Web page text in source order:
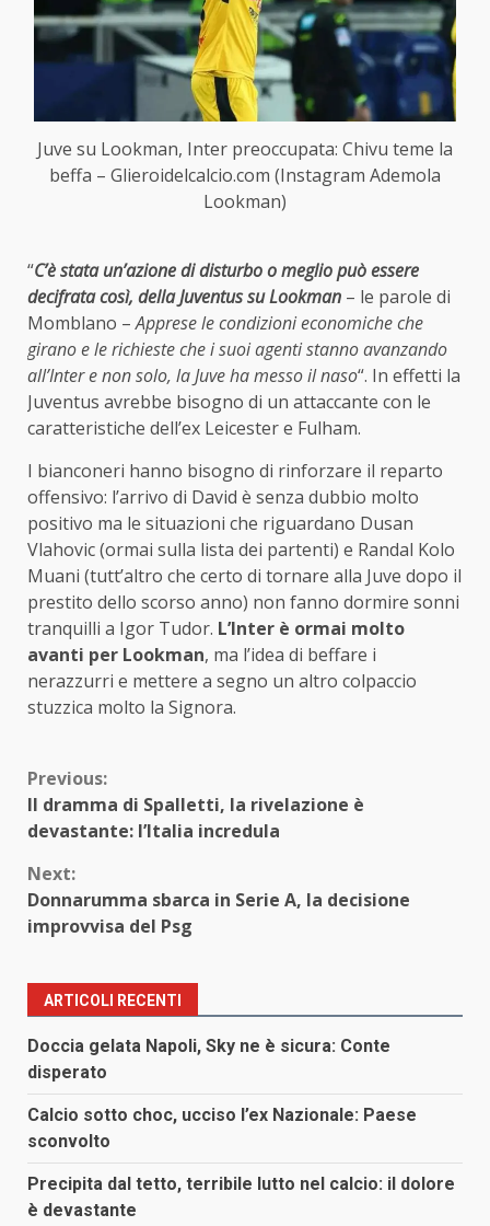
Juve su Lookman, Inter preoccupata: Chivu teme la
beffa – Glieroidelcalcio.com (Instagram Ademola
Lookman)
“C’è stata un’azione di disturbo o meglio può essere
decifrata così, della Juventus su Lookman – le parole di
Momblano –Apprese le condizioni economiche che
girano e le richieste che i suoi agenti stanno avanzando
all’Inter e non solo, la Juve ha messo il naso“. In effetti la
Juventus avrebbe bisogno di un attaccante con le
caratteristiche dell’ex Leicester e Fulham.
I bianconeri hanno bisogno di rinforzare il reparto
offensivo: l’arrivo di David è senza dubbio molto
positivo ma le situazioni che riguardano Dusan
Vlahovic (ormai sulla lista dei partenti) e Randal Kolo
Muani (tutt’altro che certo di tornare alla Juve dopo il
prestito dello scorso anno) non fanno dormire sonni
tranquilli a Igor Tudor. L’Inter è ormai molto
avanti per Lookman, ma l’idea di beffare i
nerazzurri e mettere a segno un altro colpaccio
stuzzica molto la Signora.
Continue
Reading
Previous:
Il dramma di Spalletti, la rivelazione è
devastante: l’Italia incredula
Next:
Donnarumma sbarca in Serie A, la decisione
improvvisa del Psg
ARTICOLI RECENTI
Doccia gelata Napoli, Sky ne è sicura: Conte
disperato
Calcio sotto choc, ucciso l’ex Nazionale: Paese
sconvolto
Precipita dal tetto, terribile lutto nel calcio: il dolore
è devastante